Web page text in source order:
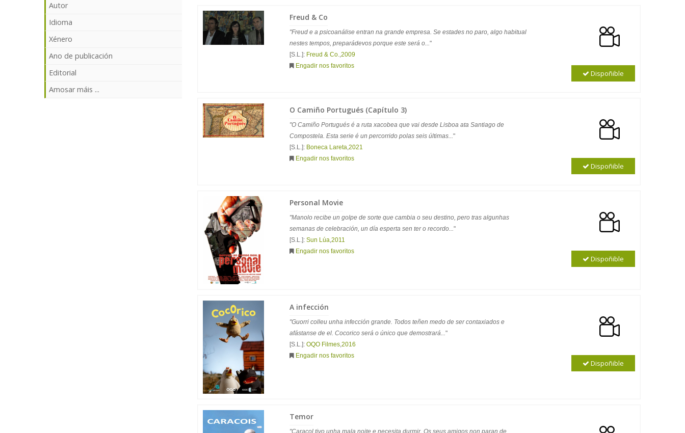
Autor
Idioma
Xénero
Ano de publicación
Editorial
Amosar máis ...
Freud & Co
"Freud e a psicoanálise entran na grande empresa. Se estades no paro, algo habitual
nestes tempos, preparádevos porque este será o..."
[S.L.]: Freud & Co.,2009
Engadir nos favoritos
Dispoñible
O Camiño Portugués (Capítulo 3)
"O Camiño Portugués é a ruta xacobea que vai desde Lisboa ata Santiago de
Compostela. Esta serie é un percorrido polas seis últimas..."
[S.L.]: Boneca Lareta,2021
Engadir nos favoritos
Dispoñible
Personal Movie
"Manolo recibe un golpe de sorte que cambia o seu destino, pero tras algunhas
semanas de celebración, un día esperta sen ter o recordo..."
[S.L.]: Sun Lúa,2011
Engadir nos favoritos
Dispoñible
A infección
"Guorri colleu unha infección grande. Todos teñen medo de ser contaxiados e
afástanse de el. Cocorico será o único que demostrará..."
[S.L.]: OQO Filmes,2016
Engadir nos favoritos
Dispoñible
Temor
"Caracol tivo unha mala noite e necesita durmir. Os seus amigos non paran de